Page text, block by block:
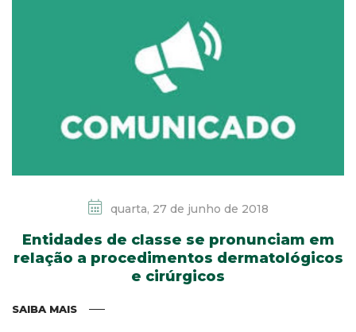
quarta, 27 de junho de 2018
Entidades de classe se pronunciam em
relação a procedimentos dermatológicos
e cirúrgicos
SAIBA MAIS